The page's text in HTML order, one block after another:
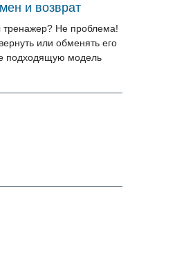
и возврат
Не проблема!
или обменять его
подходящую модель